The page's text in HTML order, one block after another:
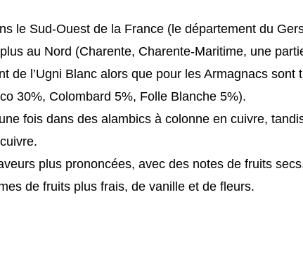
le Sud-Ouest de la France (le département du
au Nord (Charente, Charente-Maritime, une
de l’Ugni Blanc alors que pour les Armagnacs
30%, Colombard 5%, Folle Blanche 5%).
fois dans des alambics à colonne en cuivre,
plus prononcées, avec des notes de fruits
de fruits plus frais, de vanille et de fleurs.